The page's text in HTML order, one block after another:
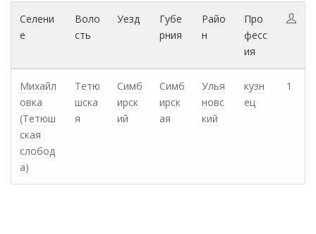
Селени
е
Воло
сть
Уезд
Губе
рния
Райо
н
Про
фесс
ия
Михайл
овка
(Тетюш
ская
слобод
а)
Тетю
шска
я
Симб
ирск
ий
Симб
ирск
ая
Улья
новс
кий
кузн
ец
1